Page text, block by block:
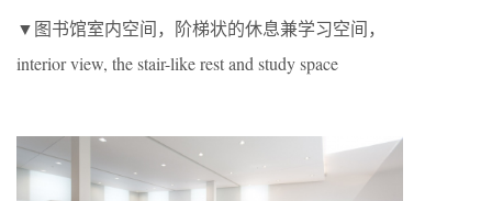
▼图书馆室内空间，阶梯状的休息兼学习空间，
interior view, the stair-like rest and study space